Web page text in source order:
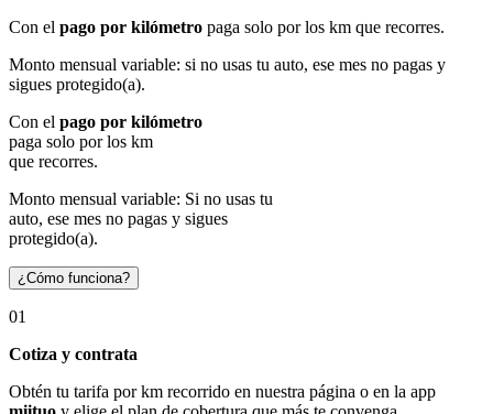
Con el pago por kilómetro paga solo por los km que recorres.
Monto mensual variable: si no usas tu auto, ese mes no pagas y
sigues protegido(a).
Con el pago por kilómetro
paga solo por los km
que recorres.
Monto mensual variable: Si no usas tu
auto, ese mes no pagas y sigues
protegido(a).
¿Cómo funciona?
01
Cotiza y contrata
Obtén tu tarifa por km recorrido en nuestra página o en la app